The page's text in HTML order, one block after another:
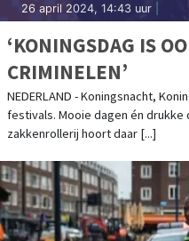
26 april 2024, 14:43 uur
‘KONINGSDAG IS
CRIMINELEN’
NEDERLAND - Koningsnacht,
festivals. Mooie dagen én drukke
zakkenrollerij hoort daar [...]